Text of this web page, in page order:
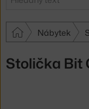
Nábytek
Stolička Bit